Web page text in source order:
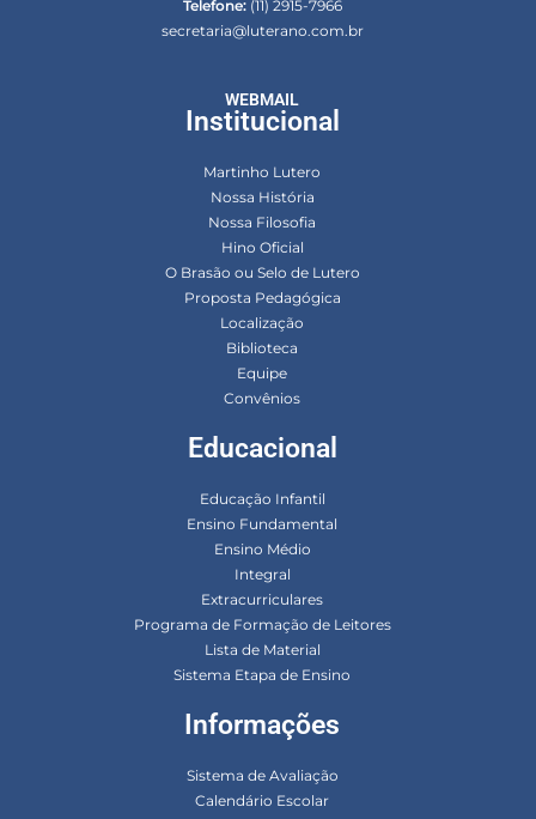
Telefone:(11) 2915-7966
secretaria@luterano.com.br
WEBMAIL
Institucional
Martinho Lutero
Nossa História
Nossa Filosofia
Hino Oficial
O Brasão ou Selo de Lutero
Proposta Pedagógica
Localização
Biblioteca
Equipe
Convênios
Educacional
Educação Infantil
Ensino Fundamental
Ensino Médio
Integral
Extracurriculares
Programa de Formação de Leitores
Lista de Material
Sistema Etapa de Ensino
Informações
Sistema de Avaliação
Calendário Escolar